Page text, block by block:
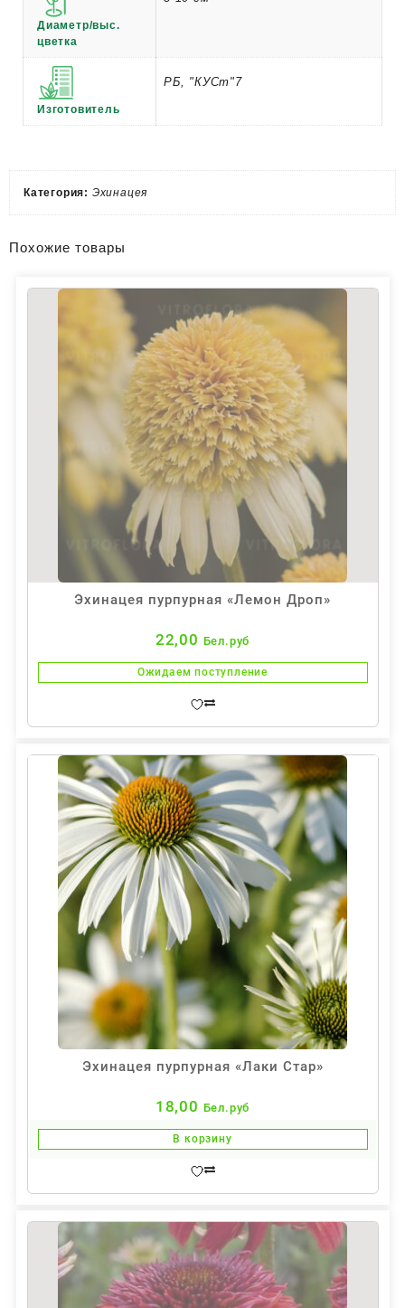
Диаметр/выс.
цветка
Изготовитель
РБ, "КУСт"7
Категория: Эхинацея
Похожие товары
Эхинацея пурпурная «Лемон Дроп»
22,00 Бел.руб
Ожидаем поступление
Эхинацея пурпурная «Лаки Стар»
18,00 Бел.руб
В корзину